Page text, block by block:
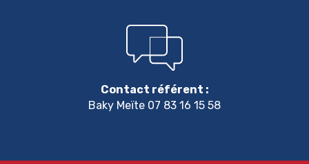
Contact référent :
Baky Meïte 07 83 16 15 58